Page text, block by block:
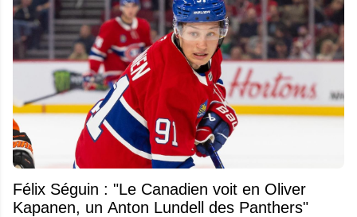
Félix Séguin : "Le Canadien voit en Oliver
Kapanen, un Anton Lundell des Panthers"